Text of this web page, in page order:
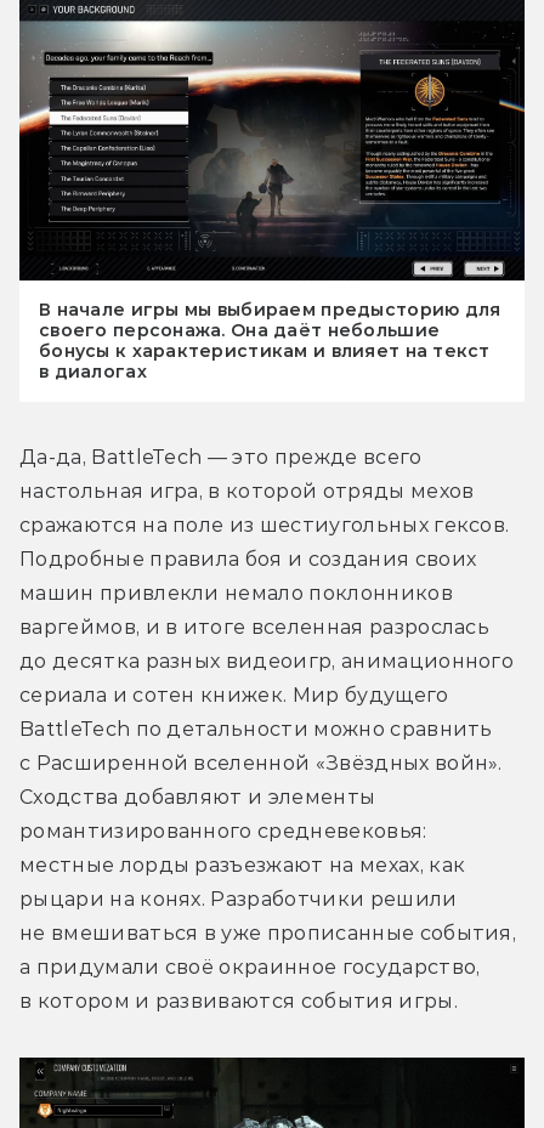
В начале игры мы выбираем предысторию для
своего персонажа. Она даёт небольшие
бонусы к характеристикам и влияет на текст
в диалогах
Да-да, BattleTech — это прежде всего
настольная игра, в которой отряды мехов
сражаются на поле из шестиугольных гексов.
Подробные правила боя и создания своих
машин привлекли немало поклонников
варгеймов, и в итоге вселенная разрослась
до десятка разных видеоигр, анимационного
сериала и сотен книжек. Мир будущего
BattleTech по детальности можно сравнить
с Расширенной вселенной «Звёздных войн».
Сходства добавляют и элементы
романтизированного средневековья:
местные лорды разъезжают на мехах, как
рыцари на конях. Разработчики решили
не вмешиваться в уже прописанные события,
а придумали своё окраинное государство,
в котором и развиваются события игры.